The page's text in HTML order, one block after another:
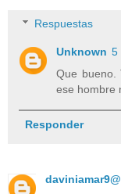
Respuestas
Unknown 5
Que bueno.
ese hombre
Responder